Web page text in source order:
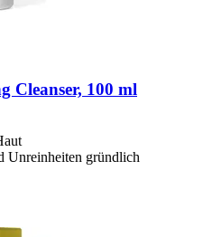
Cleanser, 100 ml
Unreinheiten gründlich